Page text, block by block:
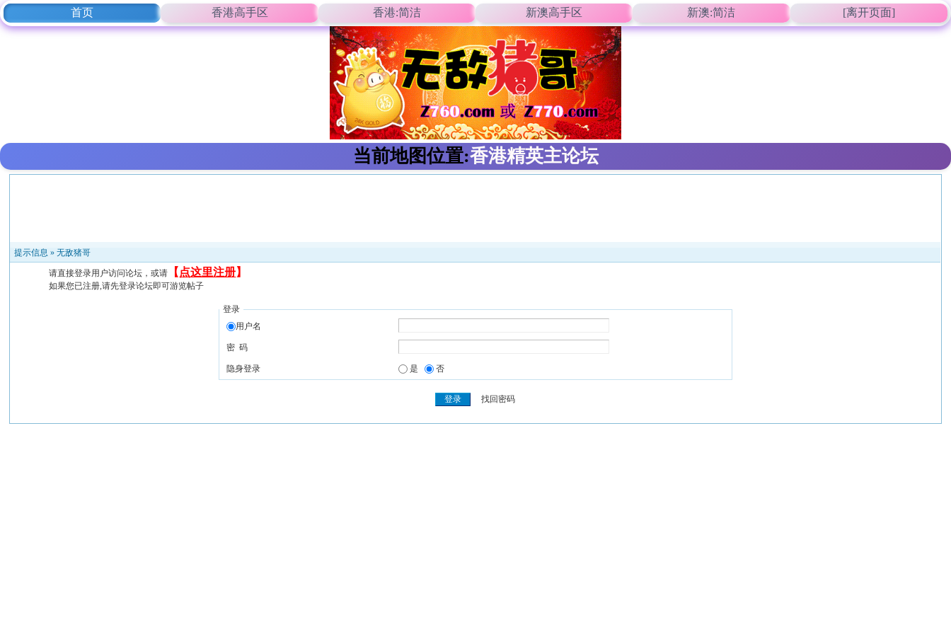
首页 香港高手区 香港:简洁 新澳高手区 新澳:简洁 [离开页面]
当前地图位置:香港精英主论坛
提示信息 »无敌猪哥
请直接登录用户访问论坛，或请 【 点这里注册】
如果您已注册,请先登录论坛即可游览帖子
登录
用户名
密 码
隐身登录 是 否
找回密码